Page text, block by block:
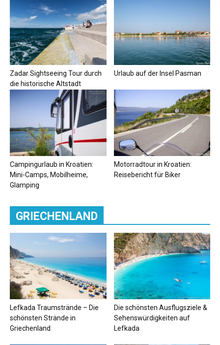
Zadar Sightseeing Tour durch
die historische Altstadt
Urlaub auf der Insel Pasman
Campingurlaub in Kroatien:
Mini-Camps, Mobilheime,
Glamping
Motorradtour in Kroatien:
Reisebericht für Biker
GRIECHENLAND
Lefkada Traumstrände – Die
schönsten Strände in
Griechenland
Die schönsten Ausflugsziele &
Sehenswürdigkeiten auf
Lefkada